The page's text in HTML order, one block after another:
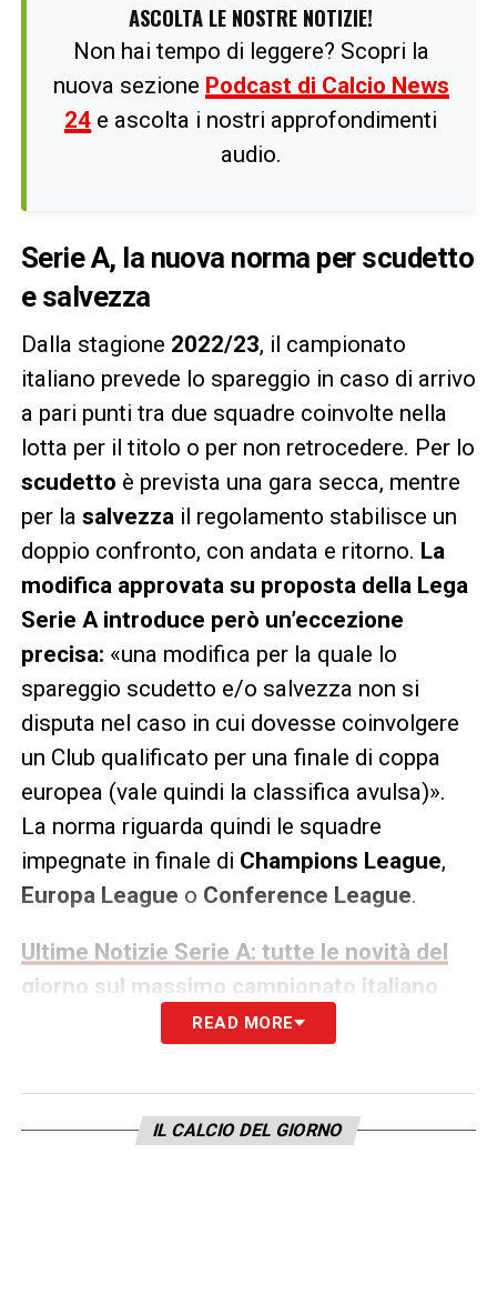
ASCOLTA LE NOSTRE NOTIZIE!
Non hai tempo di leggere? Scopri la
nuova sezione Podcast di Calcio News
24 e ascolta i nostri approfondimenti
audio.
Serie A, la nuova norma per scudetto
e salvezza
Dalla stagione 2022/23, il campionato
italiano prevede lo spareggio in caso di arrivo
a pari punti tra due squadre coinvolte nella
lotta per il titolo o per non retrocedere. Per lo
scudetto è prevista una gara secca, mentre
per la salvezza il regolamento stabilisce un
doppio confronto, con andata e ritorno. La
modifica approvata su proposta della Lega
Serie A introduce però un’eccezione
precisa: «una modifica per la quale lo
spareggio scudetto e/o salvezza non si
disputa nel caso in cui dovesse coinvolgere
un Club qualificato per una finale di coppa
europea (vale quindi la classifica avulsa)».
La norma riguarda quindi le squadre
impegnate in finale di Champions League,
Europa League o Conference League.
Ultime Notizie Serie A: tutte le novità del
giorno sul massimo campionato italiano
Serie A, il precedente con Inter e
Un caso simile si era già verificato nella
READ MORE
IL CALCIO DEL GIORNO